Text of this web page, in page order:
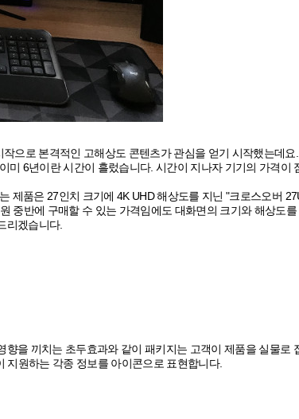
으로 본격적인 고해상도 콘텐츠가 관심을 얻기 시작했는데요
6년이란 시간이 흘렀습니다. 시간이 지나자 기기의 가격이
제품은 27인치 크기에 4K UHD 해상도를 지닌 "크로스오버
중반에 구매할 수 있는 가격임에도 대화면의 크기와 해상도
리겠습니다.
을 끼치는 초두효과와 같이 패키지는 고객이 제품을 실물로
원하는 각종 정보를 아이콘으로 표현합니다.